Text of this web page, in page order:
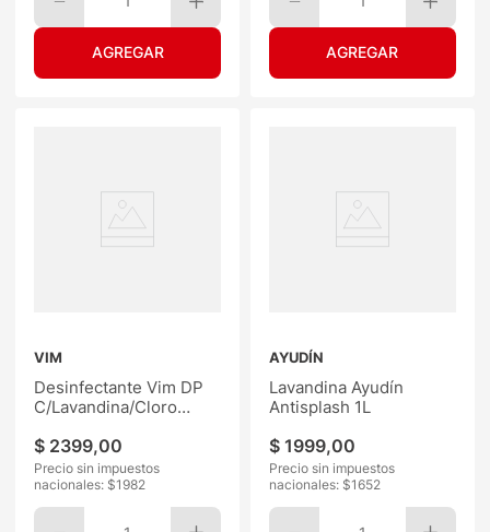
VIM
Desinfectante Vim DP
C/Lavandina/Cloro
$ 2399,00
Precio sin impuestos
nacionales: $1982
AYUDÍN
Lavandina Ayudín
Antisplash 1L
$ 1999,00
Precio sin impuestos
nacionales: $1652